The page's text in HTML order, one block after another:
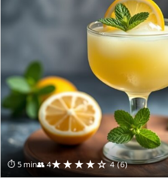
⏱ 5 min👥 4★★★★☆ 4 (6)